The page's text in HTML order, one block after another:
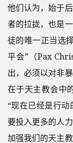
他们认为，始于
者的拉拢，也是
徒的唯一正当选
平会”（Pax
出，必须以对非
在于天主教会中
“现在已经是行动
要投入更多的人
加强我们的天主